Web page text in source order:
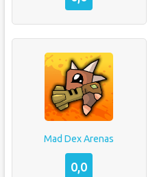
Mad Dex Arenas
0,0